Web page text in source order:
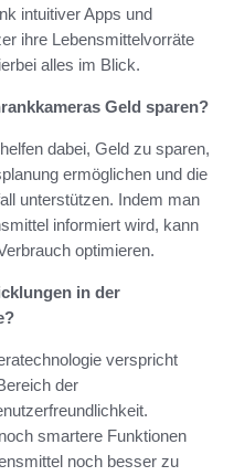
intuitiver Apps und
ihre Lebensmittelvorräte
alles im Blick.
Geld sparen?
dabei, Geld zu sparen,
ermöglichen und die
unterstützen. Indem man
informiert wird, kann
optimieren.
in der
verspricht
der
smartere Funktionen
noch besser zu